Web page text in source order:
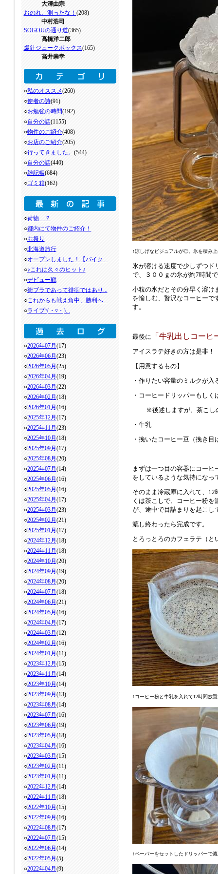
大澤由宗
おのれ、測ったな！ (208)
中村浩司
SOGOUの通り道(365)
髙橋洋二郎
爆針ジュークボックス(165)
高井崇幸
○私のオススメ(260)
○使者の詩(91)
○お勉強の時間(192)
○自分の話(1155)
○物件のご紹介(408)
○お店のご紹介(205)
○行ってきました。 (544)
○自分の話(440)
○雑記帳(684)
○ゴミ箱(162)
○荷物…？
○都内にて物件のご紹介！
○お祭り
○北海道旅行
○オープンしました！【バイク...
○♪これは久々のヒット♪
○デビュー戦
○街ブラであって徘徊ではあり...
○これからも戦え角中、勝利へ...
○ライブ◝(・▿・)...
○2026年07月 (17)
○2026年06月 (23)
○2026年05月 (25)
○2026年04月 (19)
○2026年03月 (22)
○2026年02月 (18)
○2026年01月 (16)
○2025年12月 (17)
○2025年11月 (23)
○2025年10月 (18)
○2025年09月 (17)
○2025年08月 (20)
○2025年07月 (14)
○2025年06月 (16)
○2025年05月 (16)
○2025年04月 (17)
○2025年03月 (23)
○2025年02月 (21)
○2025年01月 (17)
○2024年12月 (18)
○2024年11月 (18)
○2024年10月 (20)
○2024年09月 (19)
○2024年08月 (20)
○2024年07月 (18)
○2024年06月 (21)
○2024年05月 (16)
○2024年04月 (17)
○2024年03月 (12)
○2024年02月 (16)
○2024年01月 (11)
○2023年12月 (15)
○2023年11月 (14)
○2023年10月 (14)
○2023年09月 (13)
○2023年08月 (14)
○2023年07月 (16)
○2023年06月 (19)
○2023年05月 (18)
○2023年04月 (16)
○2023年03月 (15)
○2023年02月 (11)
○2023年01月 (11)
○2022年12月 (14)
○2022年11月 (18)
○2022年10月 (15)
○2022年09月 (16)
○2022年08月 (17)
○2022年07月 (15)
○2022年06月 (14)
○2022年05月 (5)
○2022年04月 (9)
↑涼しげな ビジュアルが◎。氷を積み
氷が溶ける速度で少しずつド
で、３００ｇの氷が約7時間
小粒の氷だとその分早く溶け
を愉しむ、贅沢なコーヒーで
す。
最後に 「牛乳出しコー
アイスラテ好きの方は是非！
【用意するもの】
・作りたい容量のミルクが
・コーヒードリッパーもしく
※後述しますが、茶こし
・牛乳
・挽いたコーヒー豆（挽き
まずは一つ目の容器にコー
をしているような気持になっ
そのまま冷蔵庫に入れて、
くは茶こしで、コーヒー粉
が、途中で目詰まりを起こし
漉し終わったら完成です。
とろっとろのカフェラテ（
↑コーヒー粉と牛乳を入れて12時間放
↑ペーパーをセットしたドリッパーで